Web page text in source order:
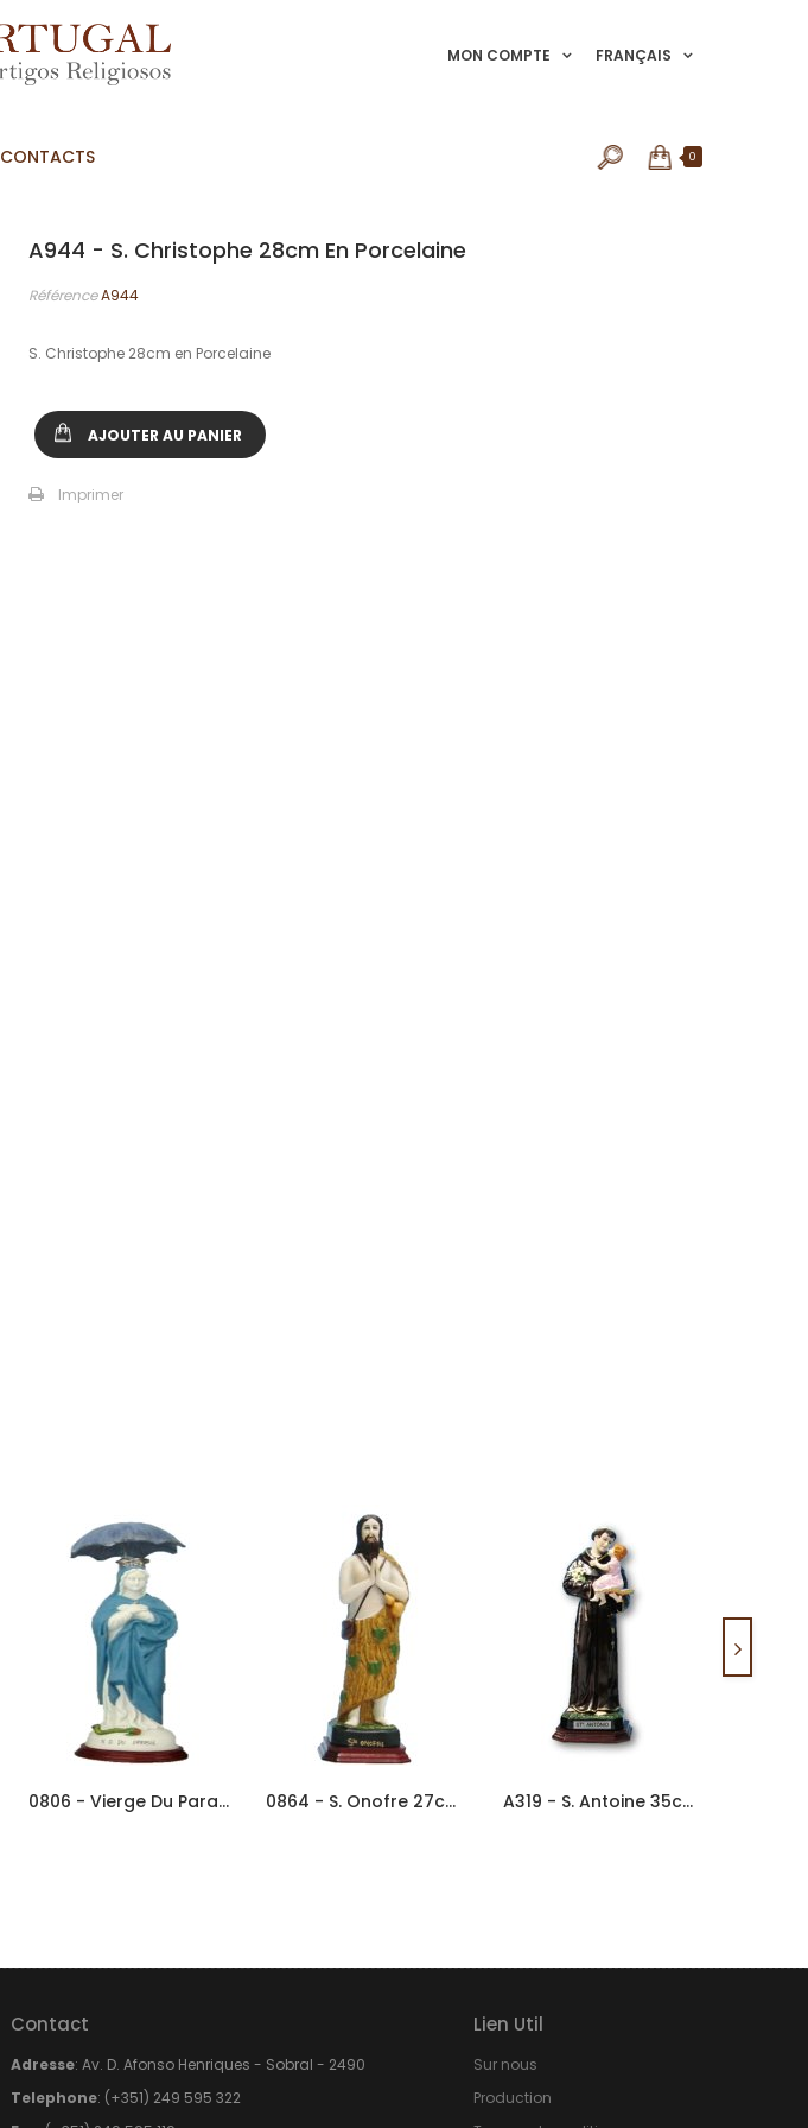
FRANÇAIS
MON COMPTE
CONTACTS 0
A944 - S. Christophe 28cm En Porcelaine
RéférenceA944
S. Christophe 28cm en Porcelaine
AJOUTER AU PANIER
Imprimer
0806 - Vierge Du Parasol 30cm En... 0864 - S. Onofre 27cm En Porcelaine A319 - S. Antoine 35cm En...
Contact
Adresse: Av. D. Afonso Henriques - Sobral - 2490
Telephone: (+351) 249 595 322
Lien Util
Sur nous
Production